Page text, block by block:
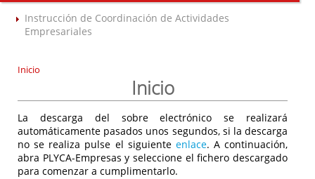
Instrucción de Coordinación de Actividades
Empresariales
Inicio
Inicio
La descarga del sobre electrónico se realizará
automáticamente pasados unos segundos, si la descarga
no se realiza pulse el siguiente enlace. A continuación,
abra PLYCA-Empresas y seleccione el fichero descargado
para comenzar a cumplimentarlo.